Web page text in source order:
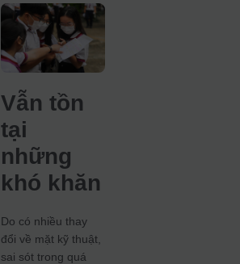
Vẫn tồn
tại
những
khó khăn
Do có nhiều thay
đổi về mặt kỹ thuật,
sai sót trong quá